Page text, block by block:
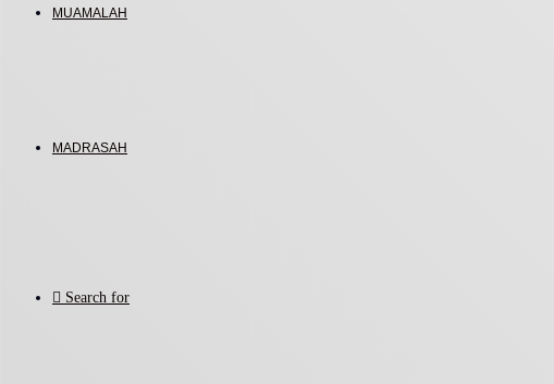
MUAMALAH
MADRASAH
Search for